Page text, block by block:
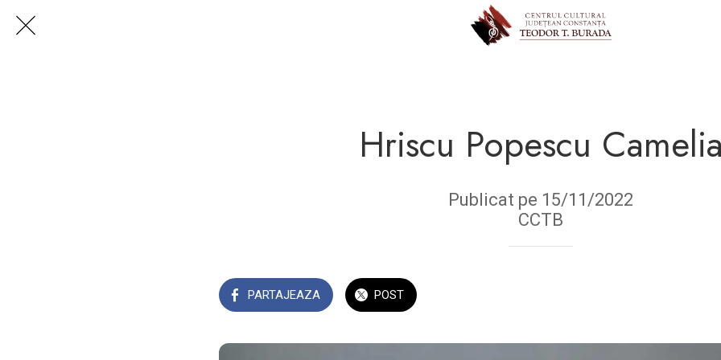
Hriscu Popescu
Publicat pe 15/11/2022
CCTB
PARTAJEAZA POST